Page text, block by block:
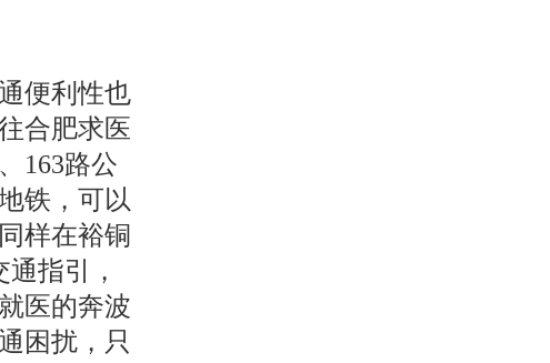
便利性也
合肥求医
163路公
铁，可以
样在裕铜
指引，
医的奔波
困扰，只